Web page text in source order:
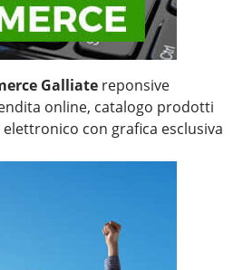
Galliate reponsive
online, catalogo prodotti
con grafica esclusiva